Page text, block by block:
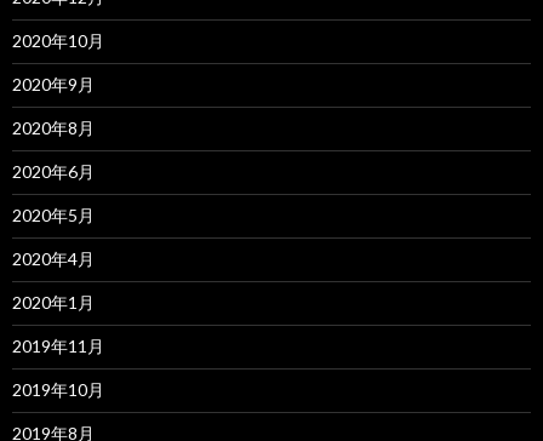
2020年10月
2020年9月
2020年8月
2020年6月
2020年5月
2020年4月
2020年1月
2019年11月
2019年10月
2019年8月